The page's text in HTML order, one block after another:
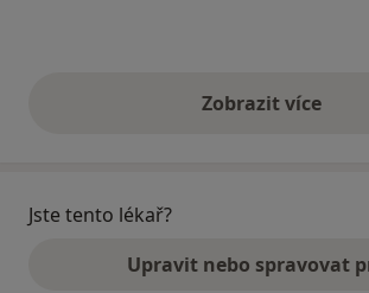
Zobrazit více
výše
Jste tento lékař?
Upravit nebo spravovat